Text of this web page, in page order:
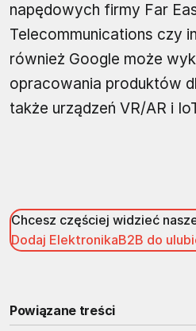
napędowych firmy Far
Telecommunications czy
również Google może
opracowania produktów
także urządzeń VR/AR i
Chcesz częściej widzieć
Dodaj ElektronikaB2B do
Powiązane treści